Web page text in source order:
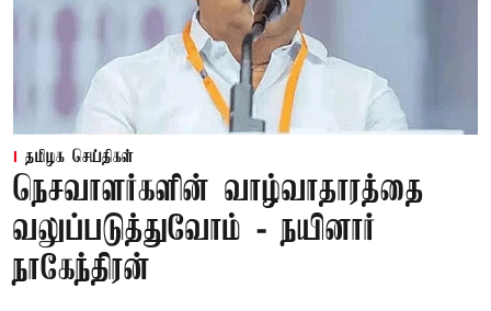
தமிழக செய்திகள்
நெசவாளர்களின் வாழ்வாதாரத்தை
வலுப்படுத்துவோம் - நயினார்
நாகேந்திரன்